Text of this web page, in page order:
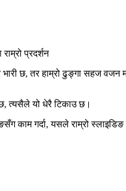
प्रदर्शन
छ, तर हाम्रो ढुङ्गा सहज वजन
त्यसैले यो धेरै टिकाउ छ।
काम गर्दा, यसले राम्रो स्लाइडिङ